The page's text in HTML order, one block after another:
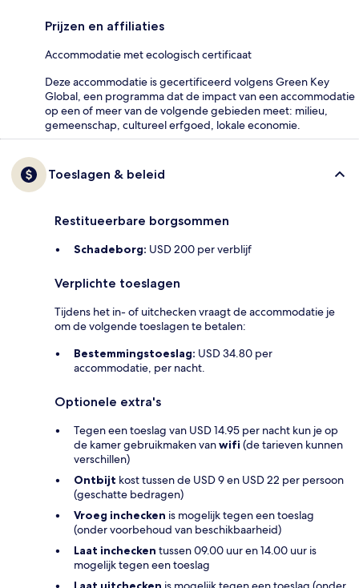
Prijzen en affiliaties
Accommodatie met ecologisch certificaat
Deze accommodatie is gecertificeerd volgens Green Key
Global, een programma dat de impact van een accommodatie
op een of meer van de volgende gebieden meet: milieu,
gemeenschap, cultureel erfgoed, lokale economie.
Toeslagen & beleid
Restitueerbare borgsommen
Schadeborg: USD 200 per verblijf
Verplichte toeslagen
Tijdens het in- of uitchecken vraagt de accommodatie je
om de volgende toeslagen te betalen:
Bestemmingstoeslag: USD 34.80 per
accommodatie, per nacht.
Optionele extra's
Tegen een toeslag van USD 14.95 per nacht kun je op
de kamer gebruikmaken vanwifi (de tarieven kunnen
verschillen)
Ontbijt kost tussen de USD 9 en USD 22 per persoon
(geschatte bedragen)
Vroeg inchecken is mogelijk tegen een toeslag
(onder voorbehoud van beschikbaarheid)
Laat inchecken tussen 09.00 uur en 14.00 uur is
mogelijk tegen een toeslag